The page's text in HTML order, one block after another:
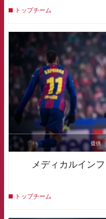
トップチーム
提供
メディカルイン
トップチーム